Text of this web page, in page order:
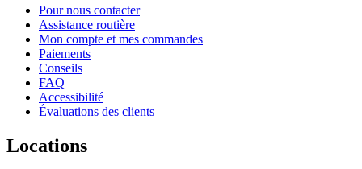
Pour nous contacter
Assistance routière
Mon compte et mes commandes
Paiements
Conseils
FAQ
Accessibilité
Évaluations des clients
Locations